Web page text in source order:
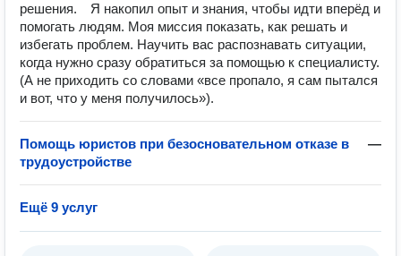
решения.⠀ Я накопил опыт и знания, чтобы идти вперёд и
помогать людям. Моя миссия показать, как решать и
избегать проблем. Научить вас распознавать ситуации,
когда нужно сразу обратиться за помощью к специалисту.
(А не приходить со словами «все пропало, я сам пытался
и вот, что у меня получилось»).
Помощь юристов при безосновательном отказе в
трудоустройстве
—
Ещё 9 услуг